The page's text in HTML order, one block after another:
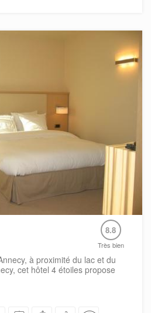
8.8
Très bien
à proximité du lac et du
cet hôtel 4 étoiles propose